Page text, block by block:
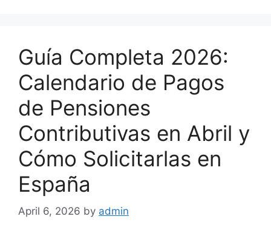
Guía Completa 2026:
Calendario de Pagos
de Pensiones
Contributivas en Abril y
Cómo Solicitarlas en
España
April 6, 2026 by admin